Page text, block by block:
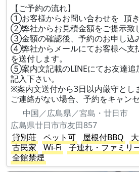
【ご予約の流れ】
①お客様からお問い合わせを 頂き
②弊社からお見積金額をご提示致
③金額の確認後、予約のお申し込
④弊社からメールにてお客様へ支
を送付します。
⑤案内文記載のLINEにてお友達追
記入下さい。
※案内文送付から3日以内厳守とし
ご連絡がない場合、予約をキャン
中国／広島県／宮島・廿日市
広島県廿日市市友田857
貸別荘
ペット可 屋根付BBQ
古民家
Wi-Fi 子連れ・ファミリ
全館禁煙